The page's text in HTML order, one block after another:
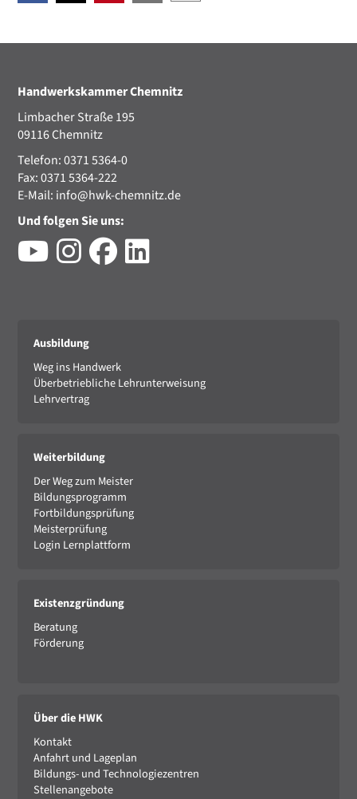
Handwerkskammer Chemnitz
Limbacher Straße 195
09116 Chemnitz
Telefon: 0371 5364-0
Fax: 0371 5364-222
E-Mail: info@hwk-chemnitz.de
Und folgen Sie uns:
Ausbildung
Weg ins Handwerk
Überbetriebliche Lehrunterweisung
Lehrvertrag
Weiterbildung
Der Weg zum Meister
Bildungsprogramm
Fortbildungsprüfung
Meisterprüfung
Login Lernplattform
Existenzgründung
Beratung
Förderung
Über die HWK
Kontakt
Anfahrt und Lageplan
Bildungs- und Technologiezentren
Stellenangebote